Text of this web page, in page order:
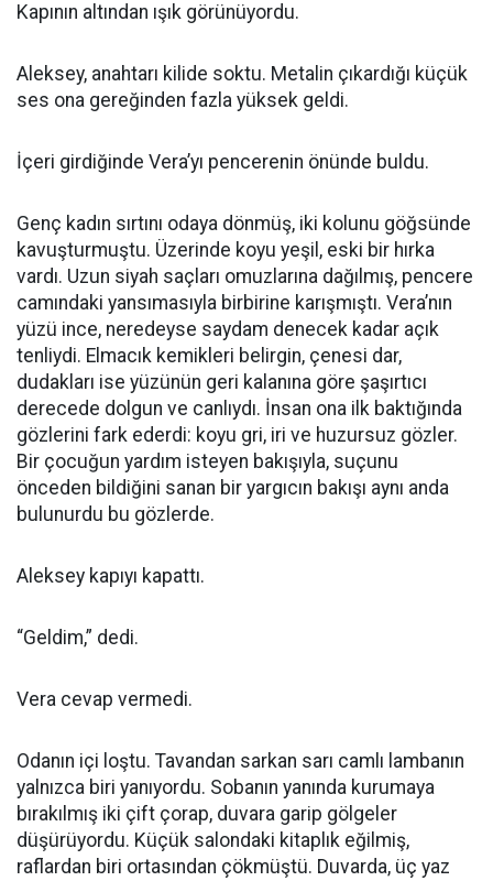
Kapının altından ışık görünüyordu.
Aleksey, anahtarı kilide soktu. Metalin çıkardığı küçük
ses ona gereğinden fazla yüksek geldi.
İçeri girdiğinde Vera’yı pencerenin önünde buldu.
Genç kadın sırtını odaya dönmüş, iki kolunu göğsünde
kavuşturmuştu. Üzerinde koyu yeşil, eski bir hırka
vardı. Uzun siyah saçları omuzlarına dağılmış, pencere
camındaki yansımasıyla birbirine karışmıştı. Vera’nın
yüzü ince, neredeyse saydam denecek kadar açık
tenliydi. Elmacık kemikleri belirgin, çenesi dar,
dudakları ise yüzünün geri kalanına göre şaşırtıcı
derecede dolgun ve canlıydı. İnsan ona ilk baktığında
gözlerini fark ederdi: koyu gri, iri ve huzursuz gözler.
Bir çocuğun yardım isteyen bakışıyla, suçunu
önceden bildiğini sanan bir yargıcın bakışı aynı anda
bulunurdu bu gözlerde.
Aleksey kapıyı kapattı.
“Geldim,” dedi.
Vera cevap vermedi.
Odanın içi loştu. Tavandan sarkan sarı camlı lambanın
yalnızca biri yanıyordu. Sobanın yanında kurumaya
bırakılmış iki çift çorap, duvara garip gölgeler
düşürüyordu. Küçük salondaki kitaplık eğilmiş,
raflardan biri ortasından çökmüştü. Duvarda, üç yaz